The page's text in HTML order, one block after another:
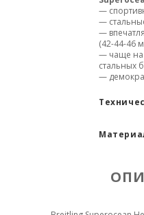
—
—
—
(42-44-46
— чаще на
стальных
—